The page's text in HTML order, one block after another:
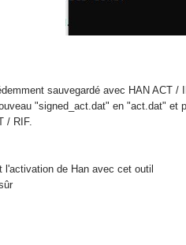
sauvegardé avec HAN ACT
"signed_act.dat" en "act.dat"
/ RIF.
de Han avec cet outil